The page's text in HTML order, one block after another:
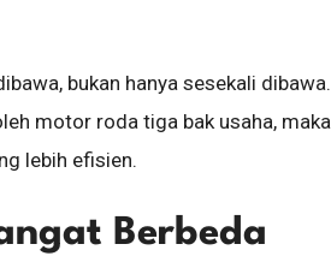
bukan hanya sesekali dibawa.
motor roda tiga bak usaha, maka
lebih efisien.
Berbeda